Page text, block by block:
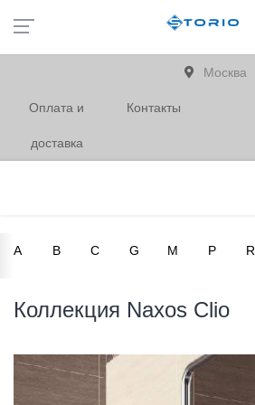
Москва
Оплата и
доставка
Контакты
A B C G M P R
Коллекция Naxos Clio